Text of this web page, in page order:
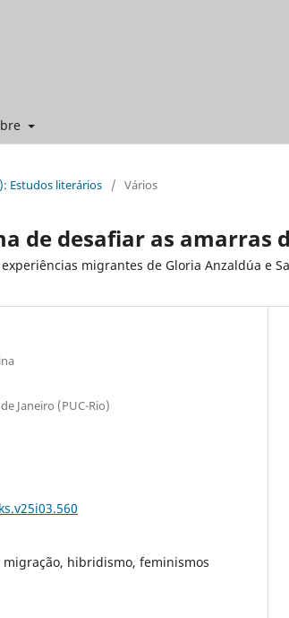
Estudos literários / Vários
de desafiar as amarras
migrantes de Gloria Anzaldúa e
Janeiro (PUC-Rio)
migração, hibridismo, feminismos